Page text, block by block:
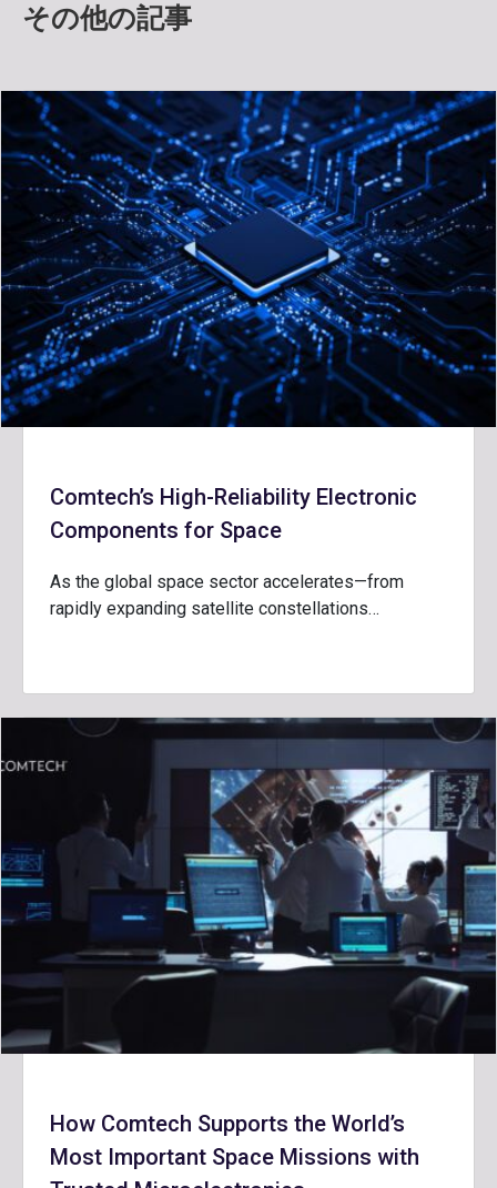
その他の記事
Comtech’s High-Reliability Electronic
Components for Space
As the global space sector accelerates—from
rapidly expanding satellite constellations…
How Comtech Supports the World’s
Most Important Space Missions with